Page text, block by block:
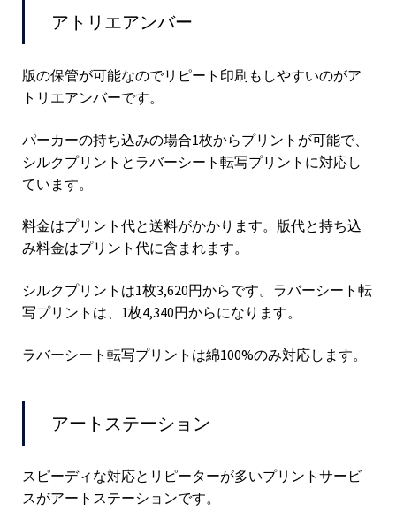
アトリエアンバー
版の保管が可能なのでリピート印刷もしやすいのがア
トリエアンバーです。
パーカーの持ち込みの場合1枚からプリントが可能で、
シルクプリントとラバーシート転写プリントに対応し
ています。
料金はプリント代と送料がかかります。版代と持ち込
み料金はプリント代に含まれます。
シルクプリントは1枚3,620円からです。ラバーシート転
写プリントは、1枚4,340円からになります。
ラバーシート転写プリントは綿100%のみ対応します。
アートステーション
スピーディな対応とリピーターが多いプリントサービ
スがアートステーションです。